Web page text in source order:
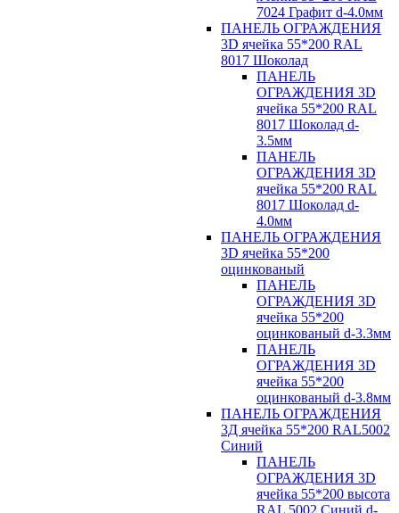
7024 Графит d-4.0мм
ПАНЕЛЬ ОГРАЖДЕНИЯ
3D ячейка 55*200 RAL
8017 Шоколад
ПАНЕЛЬ
ОГРАЖДЕНИЯ 3D
ячейка 55*200 RAL
8017 Шоколад d-
3.5мм
ПАНЕЛЬ
ОГРАЖДЕНИЯ 3D
ячейка 55*200 RAL
8017 Шоколад d-
4.0мм
ПАНЕЛЬ ОГРАЖДЕНИЯ
3D ячейка 55*200
оцинкованый
ПАНЕЛЬ
ОГРАЖДЕНИЯ 3D
ячейка 55*200
оцинкованый d-3.3мм
ПАНЕЛЬ
ОГРАЖДЕНИЯ 3D
ячейка 55*200
оцинкованый d-3.8мм
ПАНЕЛЬ ОГРАЖДЕНИЯ
3Д ячейка 55*200 RAL5002
Синий
ПАНЕЛЬ
ОГРАЖДЕНИЯ 3D
ячейка 55*200 высота